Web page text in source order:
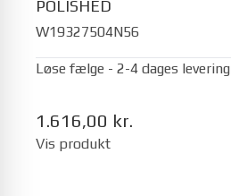
POLISHED
W19327504N56
Løse fælge - 2-4 dages levering
1.616,00 kr.
Vis produkt